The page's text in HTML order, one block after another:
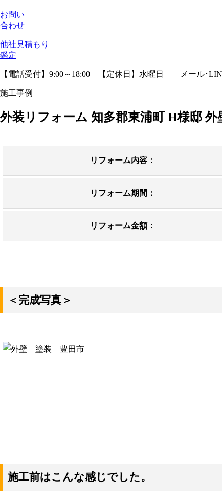
お問い
合わせ
他社見積もり
鑑定
【電話受付】9:00～18:00 【定休日】水曜日 メール･
施工事例
外装リフォーム 知多郡東浦町 H様邸
リフォーム内容：
リフォーム期間：
リフォーム金額：
＜完成写真＞
施工前はこんな感じでした。